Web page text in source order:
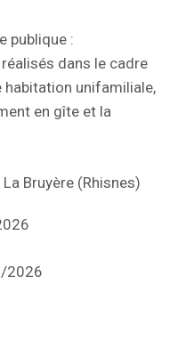
publique :
dans le cadre
unifamiliale,
en gîte et la
Bruyère (Rhisnes)
2026